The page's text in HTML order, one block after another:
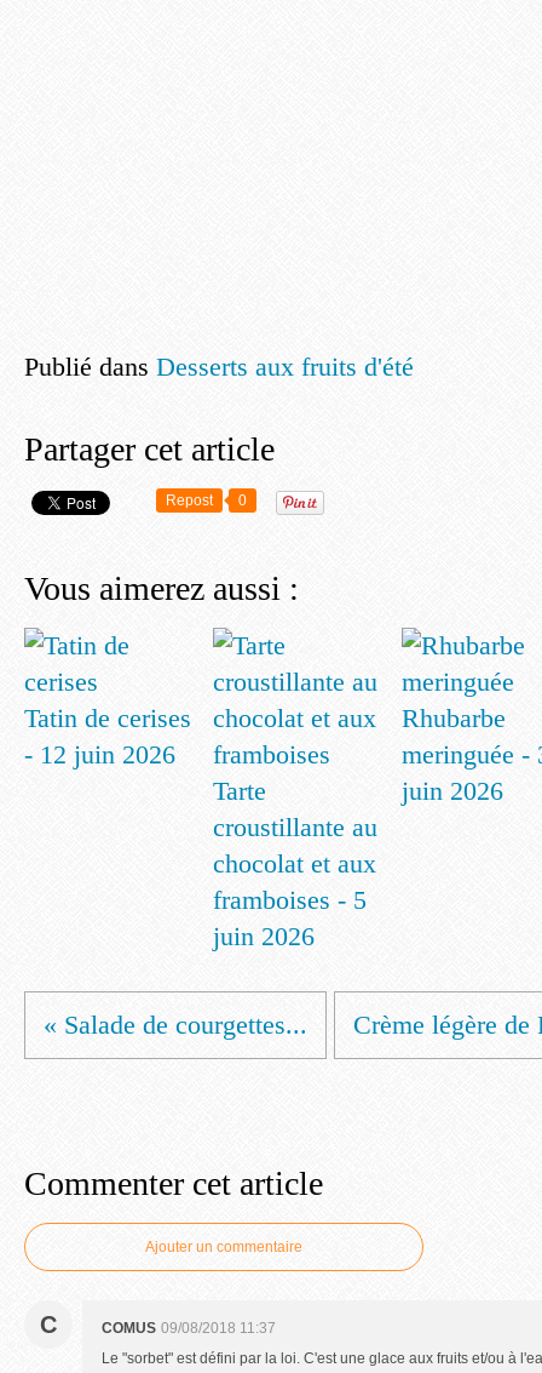
Publié dans Desserts aux fruits d'été
Partager cet article
Repost 0
Vous aimerez aussi :
Tatin de cerises
- 12 juin 2026
Tarte
croustillante au
chocolat et aux
framboises - 5
juin 2026
Rhubarbe
meringuée -
juin 2026
« Salade de courgettes... Crème légère
Commenter cet article
Ajouter un commentaire
C COMUS 09/08/2018 11:37
Le "sorbet" est défini par la loi. C'est une glace aux fruits et/ou à